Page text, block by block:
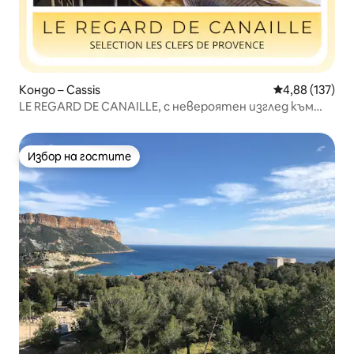
Кондо – Cassis Средна
4,88 (137)
LE REGARD DE CANAILLE, с невероятен изглед към
Избор на гостите
Избор на гостите